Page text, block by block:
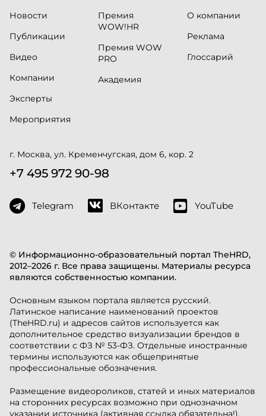
© Информационно-образовательный портал TheHRD,
2012–2026 г. Все права защищены. Материалы ресурса
являются собственностью компании.
Основным языком портала является русский.
Латинское написание наименований проектов
(TheHRD.ru) и адресов сайтов используется как
дополнительное средство визуализации брендов в
соответствии с ФЗ № 53-ФЗ. Отдельные иностранные
термины используются как общепринятые
профессиональные обозначения.
Размещение видеороликов, статей и иных материалов
на сторонних ресурсах возможно при однозначном
указании источника (активная ссылка обязательна!).
Новости
Публикации
Видео
Компании
Эксперты
Мероприятия
Премия
WOW!HR
Премия WOW
PRO
Академия
О компании
Реклама
Глоссарий
г. Москва, ул. Кременчугская, дом 6, кор. 2
+7 495 972 90-98
Telegram ВКонтакте YouTube